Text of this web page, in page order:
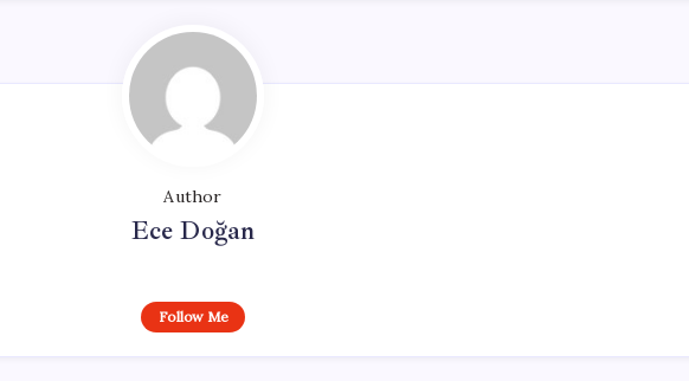
Author
Ece Doğan
Follow Me